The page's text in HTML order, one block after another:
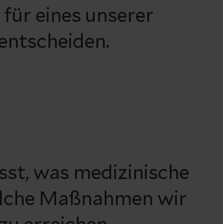
eines unserer
was medizinische
Maßnahmen wir